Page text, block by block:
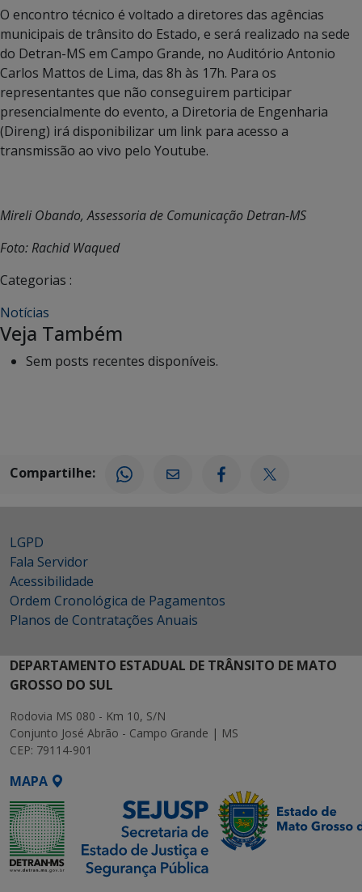
O encontro técnico é voltado a diretores das agências
municipais de trânsito do Estado, e será realizado na sede
do Detran-MS em Campo Grande, no Auditório Antonio
Carlos Mattos de Lima, das 8h às 17h. Para os
representantes que não conseguirem participar
presencialmente do evento, a Diretoria de Engenharia
(Direng) irá disponibilizar um link para acesso a
transmissão ao vivo pelo Youtube.
Mireli Obando, Assessoria de Comunicação Detran-MS
Foto: Rachid Waqued
Categorias :
Notícias
Veja Também
Sem posts recentes disponíveis.
Compartilhe:
LGPD
Fala Servidor
Acessibilidade
Ordem Cronológica de Pagamentos
Planos de Contratações Anuais
DEPARTAMENTO ESTADUAL DE TRÂNSITO DE MATO
GROSSO DO SUL
Rodovia MS 080 - Km 10, S/N
Conjunto José Abrão - Campo Grande | MS
CEP: 79114-901
MAPA